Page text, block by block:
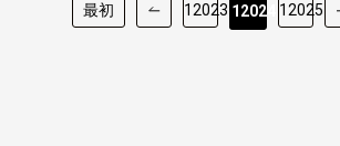
最初 12023 12024 12025